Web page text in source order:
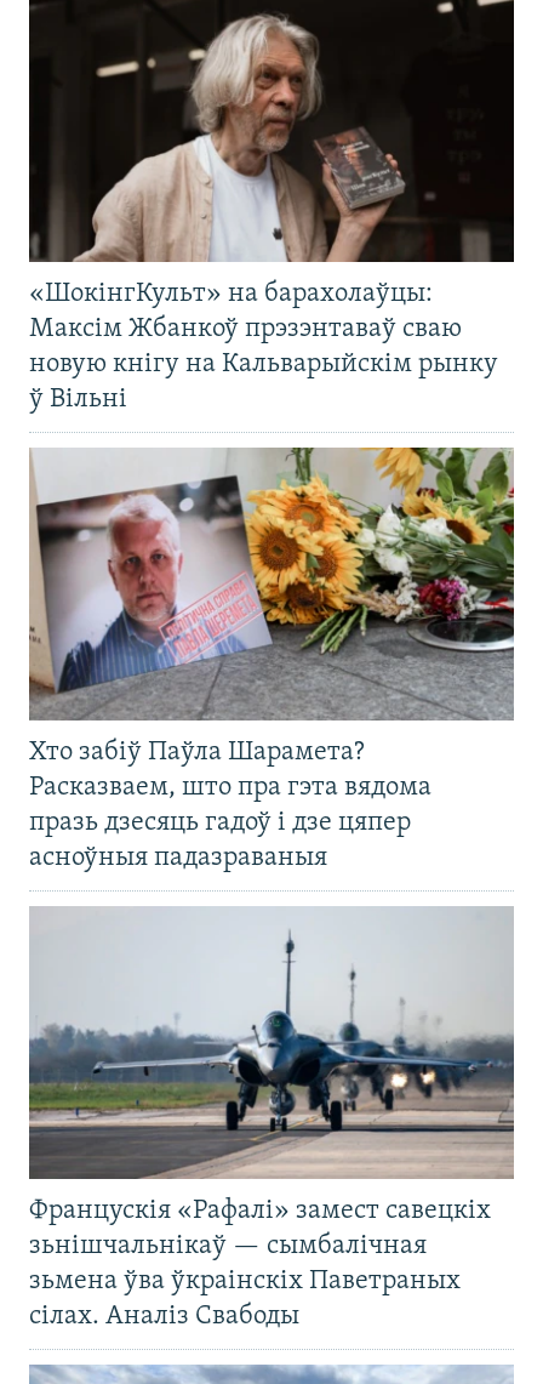
«ШокінгКульт» на барахолаўцы:
Максім Жбанкоў прэзэнтаваў сваю
новую кнігу на Кальварыйскім рынку
ў Вільні
Хто забіў Паўла Шарамета?
Расказваем, што пра гэта вядома
празь дзесяць гадоў і дзе цяпер
асноўныя падазраваныя
Францускія «Рафалі» замест савецкіх
зьнішчальнікаў — сымбалічная
зьмена ўва ўкраінскіх Паветраных
сілах. Аналіз Свабоды